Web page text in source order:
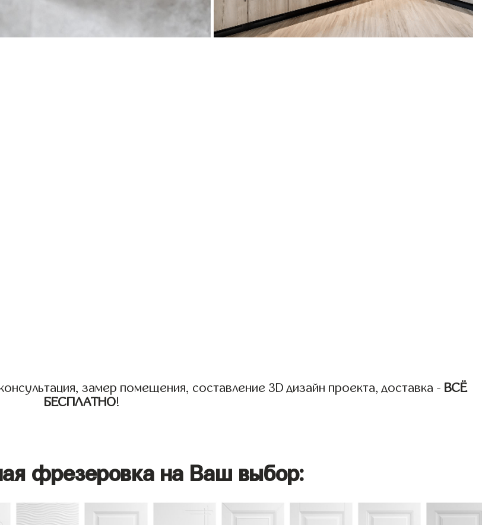
замер помещения, составление 3D дизайн проекта, доставка - ВСЁ
БЕСПЛАТНО!
фрезеровка на Ваш выбор: